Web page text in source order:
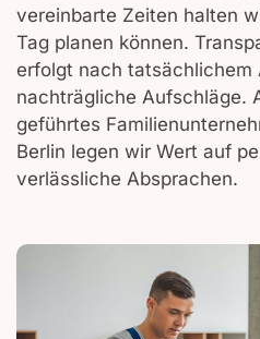
vereinbarte Zeiten halten
Tag planen können.
erfolgt nach tatsächlichem
nachträgliche Aufschläge.
geführtes
Berlin legen wir Wert auf
verlässliche Absprachen.